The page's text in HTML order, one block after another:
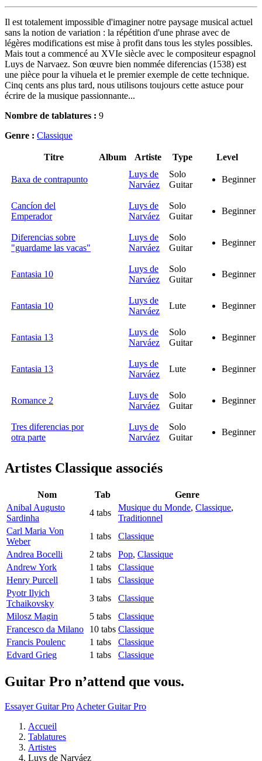
Il est totalement impossible d'imaginer notre paysage musical actuel
sans la notion de variation : la répétition d'une phrase avec de
légères modifications est mise à profit dans tous les styles possibles.
Mais tout a commencé au XVIe siècle avec le compositeur espagnol
Luys de Narvaez. Son œuvre bien nommée diferencias (1538) est
une pièce pour la vihuela et le premier exemple de cette technique.
Cinq cents ans plus tard, nous utilisons toujours cette astuce pour
écrire de la musique passionnante...
Nombre de tablatures : 9
Genre : Classique
Titre Album Artiste Type Level
Baxa de contrapunto
Luys de
Narváez
Solo
Guitar
Beginner
Cancíon del
Emperador
Luys de
Narváez
Solo
Guitar
Beginner
Diferencias sobre
"guardame las vacas"
Luys de
Narváez
Solo
Guitar
Beginner
Fantasia 10
Luys de
Narváez
Solo
Guitar
Beginner
Fantasia 10
Luys de
Narváez
Lute Beginner
Fantasia 13
Luys de
Narváez
Solo
Guitar
Beginner
Fantasia 13
Luys de
Narváez
Lute Beginner
Romance 2
Luys de
Narváez
Solo
Guitar
Beginner
Tres diferencias por
otra parte
Luys de
Narváez
Solo
Guitar
Beginner
Artistes Classique associés
Nom Tab
Genre
Anibal Augusto
Sardinha
4 tabs
Musique du Monde, Classique,
Traditionnel
Carl Maria Von
Weber
1 tabs
Classique
Andrea Bocelli
2 tabs Pop, Classique
Andrew York
1 tabs
Classique
Henry Purcell
1 tabs
Classique
Pyotr Ilyich
Tchaikovsky
3 tabs
Classique
Milosz Magin
5 tabs
Classique
Francesco da Milano
10 tabs Classique
Francis Poulenc
1 tabs
Classique
Edvard Grieg
1 tabs Classique
Guitar Pro n’attend que vous.
Essayer Guitar Pro Acheter Guitar Pro
Accueil
Tablatures
Artistes
Luys de Narváez